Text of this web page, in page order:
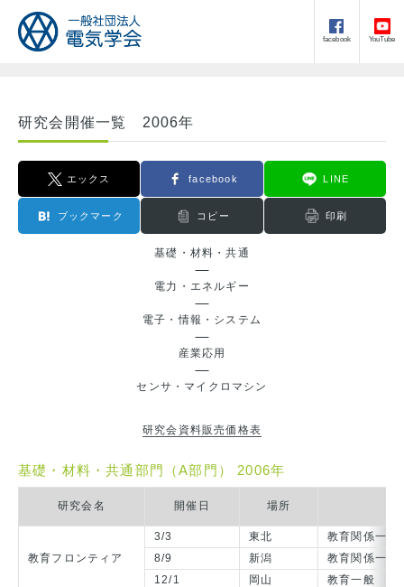
facebook YouTube
研究会開催一覧 2006年
エックス facebook LINE
ブックマーク コピー 印刷
基礎・材料・共通
電力・エネルギー
電子・情報・システム
産業応用
センサ・マイクロマシン
研究会資料販売価格表
基礎・材料・共通部門（A部門） 2006年
研究会名 開催日 場所
教育フロンティア
3/3 東北
教育関係一般
8/9
新潟
教育関係一般
12/1
岡山 教育一般